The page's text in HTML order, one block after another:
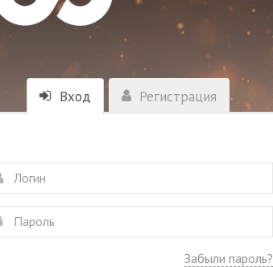
Вход Регистрация
Забыли пароль?